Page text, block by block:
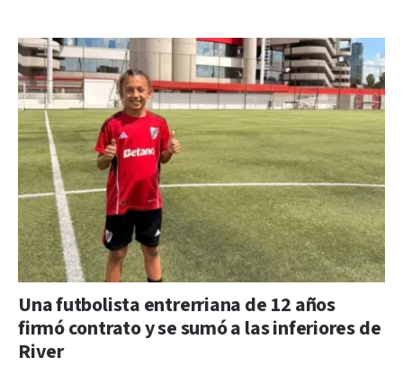
Una futbolista entrerriana de 12 años
firmó contrato y se sumó a las inferiores de
River